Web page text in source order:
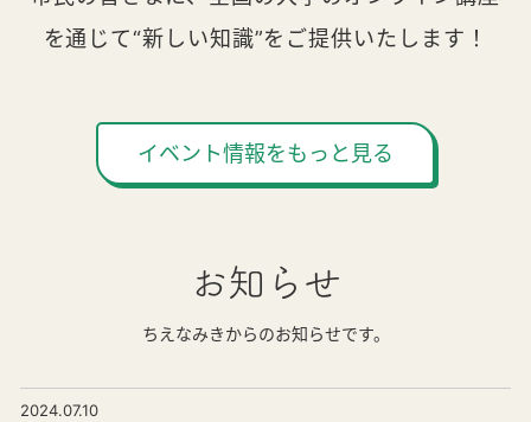
を通じて“新しい知識”をご提供いたします！
イベント情報をもっと見る
お知らせ
ちえなみきからのお知らせです。
2024.07.10